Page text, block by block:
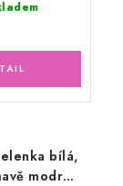
bílá,
modrá